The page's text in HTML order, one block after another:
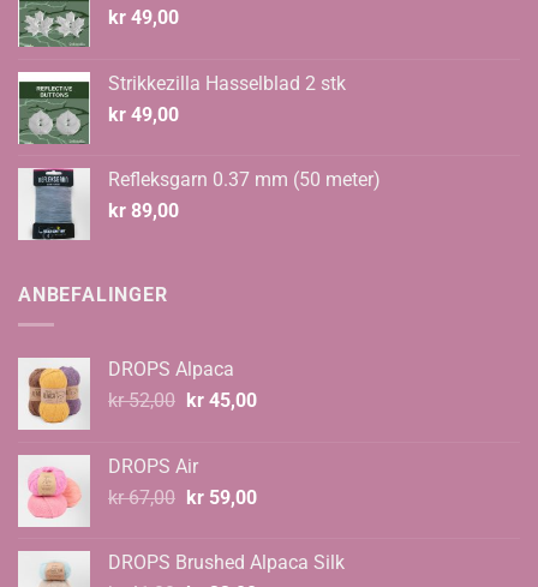
kr 49,00
Strikkezilla Hasselblad 2 stk
kr 49,00
Refleksgarn 0.37 mm (50 meter)
kr 89,00
ANBEFALINGER
DROPS Alpaca
kr52,00 Opprinnelig
kr 52,00.
kr45,00Nåværende
DROPS Air
kr67,00 Opprinnelig
kr 67,00.
kr59,00Nåværende
kr 59,00.
DROPS Brushed Alpaca Silk